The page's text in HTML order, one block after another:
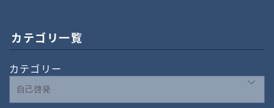
カテゴリ一覧
カテゴリー